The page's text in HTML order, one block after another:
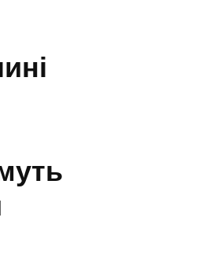
ВІДЗНАЧЕНО ВИСОКИМИ ДЕРЖАВНИМИ